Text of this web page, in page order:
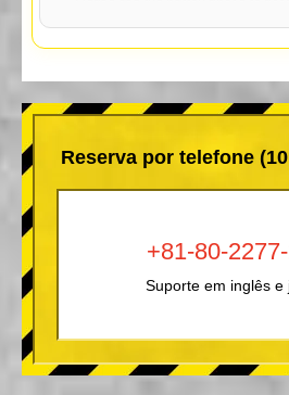
Reserva por telefone
+81-80-
Suporte em inglês e